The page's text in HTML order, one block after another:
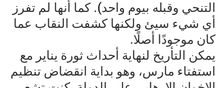
التنحي وقبله بيوم واحد). كما أنها لم تفرز
أي شيء سيئ ولكنها كشفت النقاب عما
كان موجودًا أصلًا.
يمكن التأريخ لنهاية أحداث ثورة يناير مع
استفتاء مارس، وهو بداية انقضاض تنظيم